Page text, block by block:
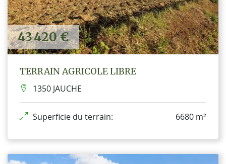
43 420 €
TERRAIN AGRICOLE LIBRE
1350 JAUCHE
Superficie du terrain: 6680 m²